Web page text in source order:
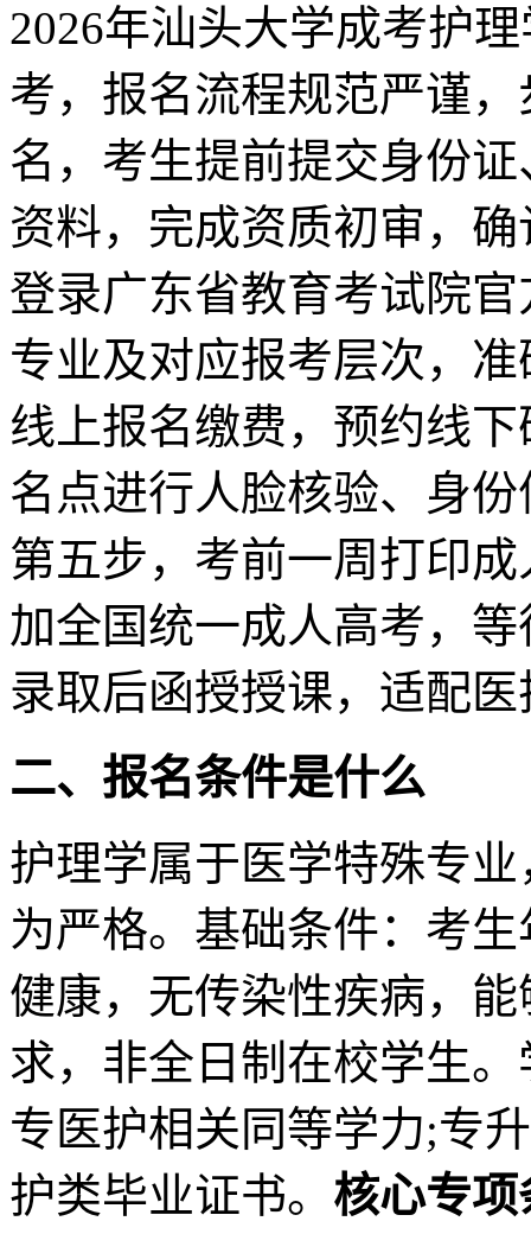
2026年汕头大学成考护
考，报名流程规范严谨
名，考生提前提交身份
资料，完成资质初审，
登录广东省教育考试院
专业及对应报考层次，
线上报名缴费，预约线
名点进行人脸核验、身
第五步，考前一周打印
加全国统一成人高考，
录取后函授授课，适配
二、报名条件是什么
护理学属于医学特殊专
为严格。基础条件：考
健康，无传染性疾病，
求，非全日制在校学生
专医护相关同等学力;专
护类毕业证书。 核心专项